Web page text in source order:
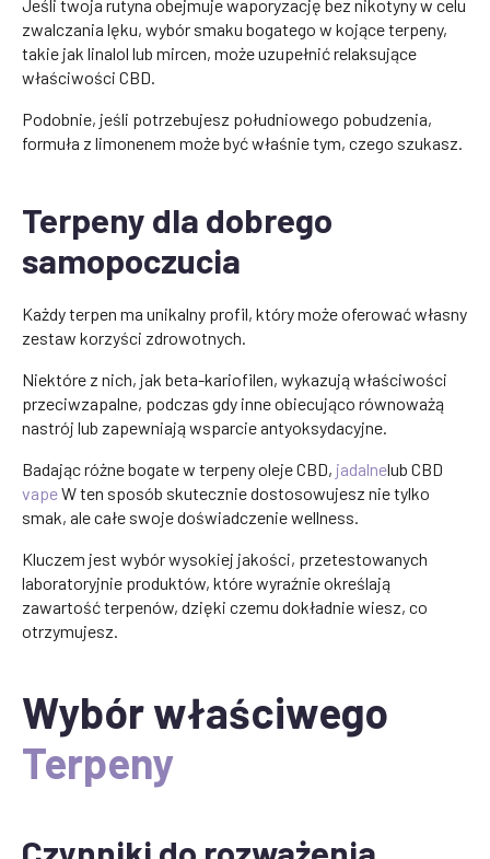
Jeśli twoja rutyna obejmuje waporyzację bez nikotyny w celu
zwalczania lęku, wybór smaku bogatego w kojące terpeny,
takie jak linalol lub mircen, może uzupełnić relaksujące
właściwości CBD.
Podobnie, jeśli potrzebujesz południowego pobudzenia,
formuła z limonenem może być właśnie tym, czego szukasz.
Terpeny dla dobrego
samopoczucia
Każdy terpen ma unikalny profil, który może oferować własny
zestaw korzyści zdrowotnych.
Niektóre z nich, jak beta-kariofilen, wykazują właściwości
przeciwzapalne, podczas gdy inne obiecująco równoważą
nastrój lub zapewniają wsparcie antyoksydacyjne.
Badając różne bogate w terpeny oleje CBD, jadalnelub CBD
vapeW ten sposób skutecznie dostosowujesz nie tylko
smak, ale całe swoje doświadczenie wellness.
Kluczem jest wybór wysokiej jakości, przetestowanych
laboratoryjnie produktów, które wyraźnie określają
zawartość terpenów, dzięki czemu dokładnie wiesz, co
otrzymujesz.
Wybór właściwego
Terpeny